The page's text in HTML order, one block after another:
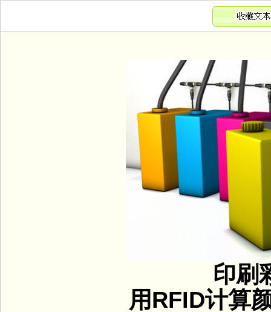
印刷彩
用RFID计算颜